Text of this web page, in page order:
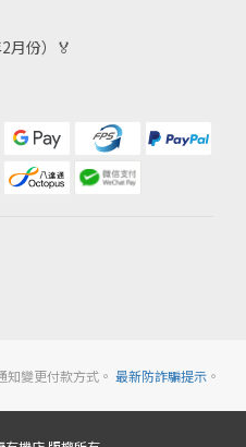
月份）🏅
變更付款方式。 最新防詐騙提示。